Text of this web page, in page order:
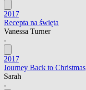
2017
Recepta na święta
Vanessa Turner
-
2017
Journey Back to Christmas
Sarah
-